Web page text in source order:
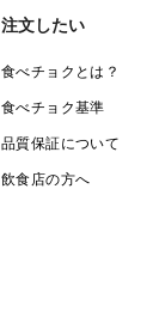
注文したい
食べチョクとは？
食べチョク基準
品質保証について
飲食店の方へ